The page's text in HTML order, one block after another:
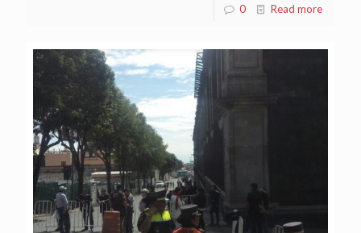
0 Read more